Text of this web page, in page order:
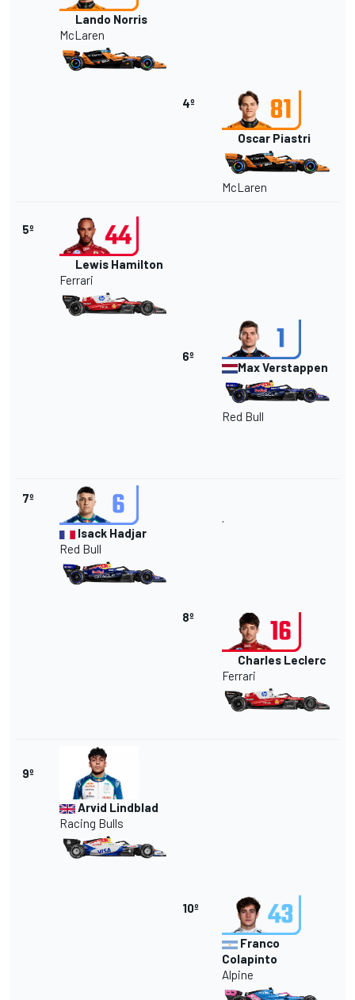
Lando Norris
McLaren
4º
Oscar Piastri
McLaren
5º
Lewis Hamilton
Ferrari
6º
Max Verstappen
Red Bull
7º
Isack Hadjar
Red Bull
8º
´
Charles Leclerc
Ferrari
9º
Arvid Lindblad
Racing Bulls
10º
Franco
Colapinto
Alpine